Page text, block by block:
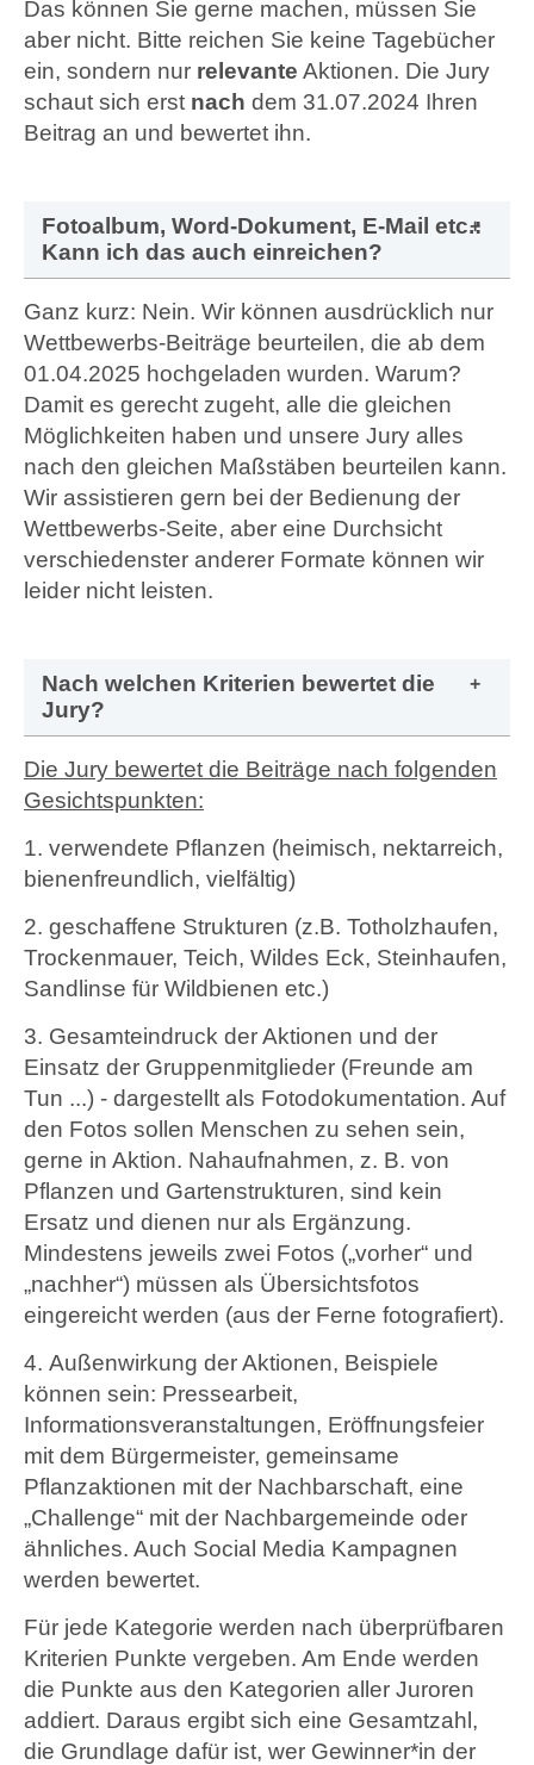
Das können Sie gerne machen, müssen Sie
aber nicht. Bitte reichen Sie keine Tagebücher
ein, sondern nur relevante Aktionen. Die Jury
schaut sich erst nach dem 31.07.2024 Ihren
Beitrag an und bewertet ihn.
Fotoalbum, Word-Dokument, E-Mail etc.:
Kann ich das auch einreichen?
Ganz kurz: Nein. Wir können ausdrücklich nur
Wettbewerbs-Beiträge beurteilen, die ab dem
01.04.2025 hochgeladen wurden. Warum?
Damit es gerecht zugeht, alle die gleichen
Möglichkeiten haben und unsere Jury alles
nach den gleichen Maßstäben beurteilen kann.
Wir assistieren gern bei der Bedienung der
Wettbewerbs-Seite, aber eine Durchsicht
verschiedenster anderer Formate können wir
leider nicht leisten.
Nach welchen Kriterien bewertet die
Jury?
Die Jury bewertet die Beiträge nach folgenden
Gesichtspunkten:
1. verwendete Pflanzen (heimisch, nektarreich,
bienenfreundlich, vielfältig)
2. geschaffene Strukturen (z.B. Totholzhaufen,
Trockenmauer, Teich, Wildes Eck, Steinhaufen,
Sandlinse für Wildbienen etc.)
3. Gesamteindruck der Aktionen und der
Einsatz der Gruppenmitglieder (Freunde am
Tun ...) - dargestellt als Fotodokumentation. Auf
den Fotos sollen Menschen zu sehen sein,
gerne in Aktion. Nahaufnahmen, z. B. von
Pflanzen und Gartenstrukturen, sind kein
Ersatz und dienen nur als Ergänzung.
Mindestens jeweils zwei Fotos („vorher“ und
„nachher“) müssen als Übersichtsfotos
eingereicht werden (aus der Ferne fotografiert).
4. Außenwirkung der Aktionen, Beispiele
können sein: Pressearbeit,
Informationsveranstaltungen, Eröffnungsfeier
mit dem Bürgermeister, gemeinsame
Pflanzaktionen mit der Nachbarschaft, eine
„Challenge“ mit der Nachbargemeinde oder
ähnliches. Auch Social Media Kampagnen
werden bewertet.
Für jede Kategorie werden nach überprüfbaren
Kriterien Punkte vergeben. Am Ende werden
die Punkte aus den Kategorien aller Juroren
addiert. Daraus ergibt sich eine Gesamtzahl,
die Grundlage dafür ist, wer Gewinner*in der